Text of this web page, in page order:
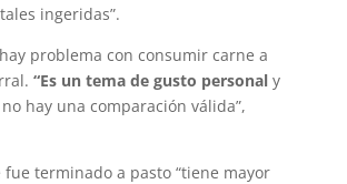
ingeridas”.
problema con consumir carne a
“Es un tema de gusto personaly
hay una comparación válida”,
fue terminado a pasto “tiene mayor